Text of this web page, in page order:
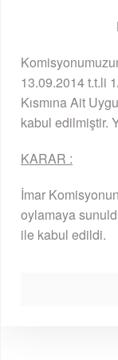
13.09.2014 t.t.li
Kısmına Ait
kabul edilmiştir.
KARAR :
İmar
oylamaya
ile kabul edildi.